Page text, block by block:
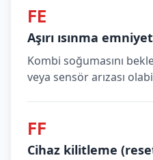
FE
Aşırı ısınma
Kombi soğumasını
veya sensör arızası
FF
Cihaz kilitleme